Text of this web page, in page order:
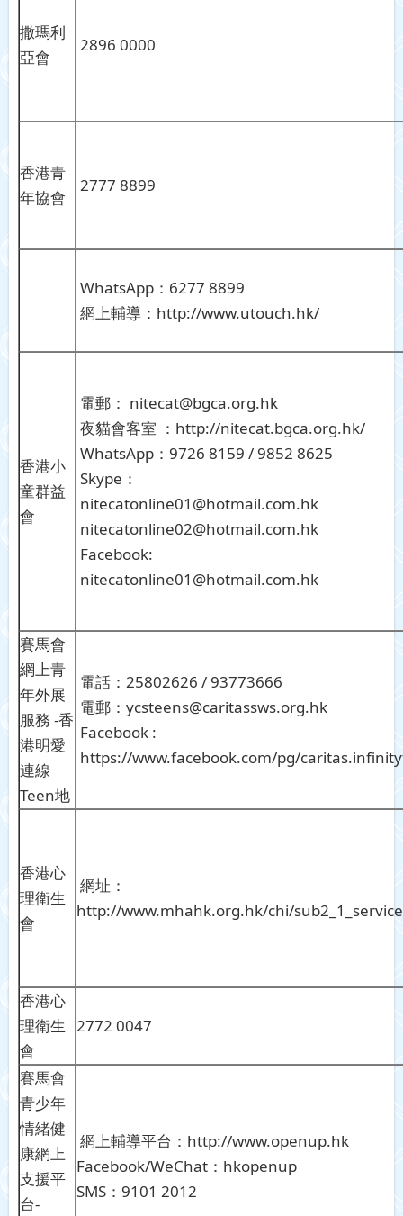
撒瑪利
亞會
2896 0000
香港青
年協會
2777 8899
WhatsApp：6277 8899
網上輔導：http://www.utouch.hk/
香港小
童群益
會
電郵： nitecat@bgca.org.hk
夜貓會客室 ：http://nitecat.bgca.org.hk/
WhatsApp：9726 8159 / 9852 8625
Skype：
nitecatonline01@hotmail.com.hk
nitecatonline02@hotmail.com.hk
Facebook:
nitecatonline01@hotmail.com.hk
賽馬會
網上青
年外展
服務 -香
港明愛
連線
Teen地
電話：25802626 / 93773666
電郵：ycsteens@caritassws.org.hk
Facebook :
https://www.facebook.com/pg/
香港心
理衛生
會
網址：
http://www.mhahk.org.hk/chi/
香港心
理衛生
會
2772 0047
賽馬會
青少年
情緒健
康網上
支援平
台-
網上輔導平台：http://www.openup.hk
Facebook/WeChat：hkopenup
SMS：9101 2012